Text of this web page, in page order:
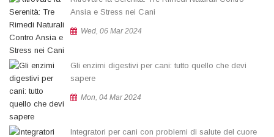
Ansia e Stress nei Cani
Wed, 06 Mar 2024
Gli enzimi digestivi per cani: tutto quello che devi
sapere
Mon, 04 Mar 2024
Integratori per cani con problemi di salute del cuore